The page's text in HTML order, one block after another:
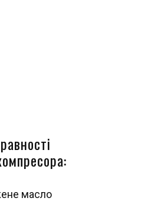
масло